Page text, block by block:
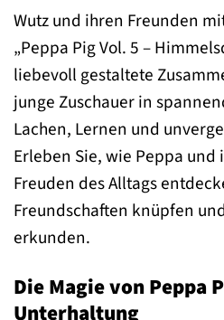
Wutz und ihren Freunden
„Peppa Pig Vol. 5 –
liebevoll gestaltete
junge Zuschauer in
Lachen, Lernen und
Erleben Sie, wie Peppa und
Freuden des Alltags
Freundschaften knüpfen
erkunden.
Die Magie von Peppa
Unterhaltung